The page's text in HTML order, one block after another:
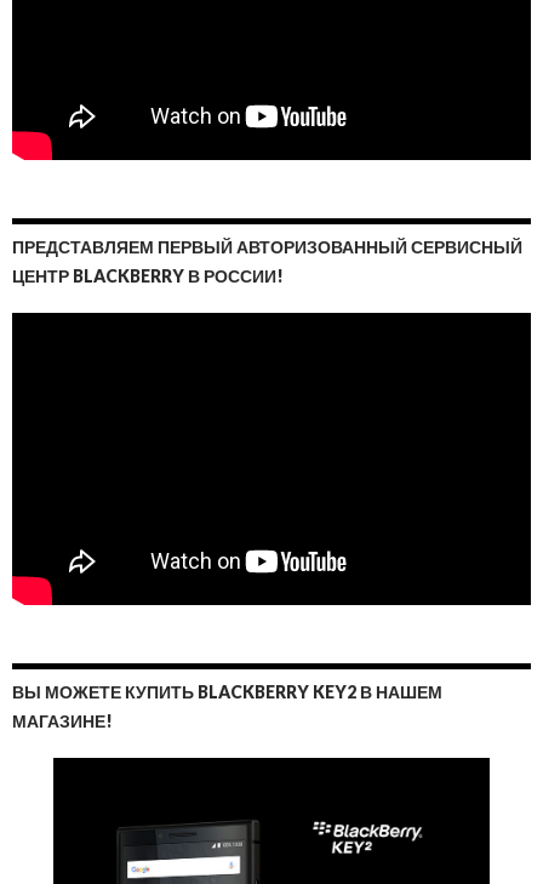
ПРЕДСТАВЛЯЕМ ПЕРВЫЙ АВТОРИЗОВАННЫЙ СЕРВИСНЫЙ
ЦЕНТР BLACKBERRY В РОССИИ!
ВЫ МОЖЕТЕ КУПИТЬ BLACKBERRY KEY2 В НАШЕМ
МАГАЗИНЕ!